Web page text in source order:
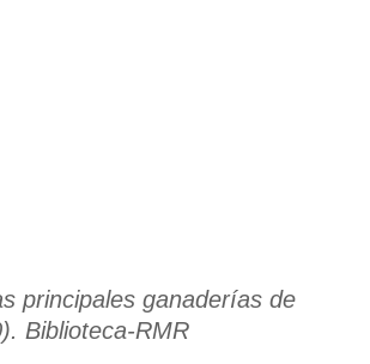
principales ganaderías de
Biblioteca-RMR